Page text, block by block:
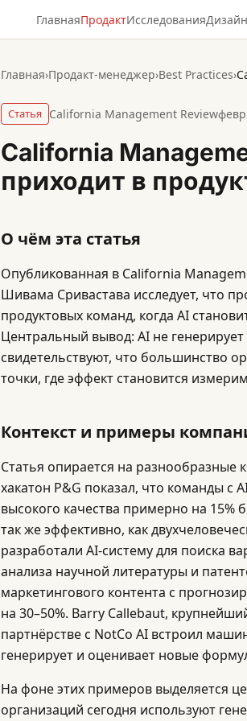
ГлавнаяПродактИсследованияДизайн
Главная›Продакт-менеджер›Best Practices›
Статья California Management Review
California
приходит в
О чём эта статья
Опубликованная в California
Шивама Сривастава исследует, что
продуктовых команд, когда AI
Центральный вывод: AI не
свидетельствуют, что большинство
точки, где эффект становится
Контекст и примеры
Статья опирается на
хакатон P&G показал, что команды с
высокого качества примерно на 15%
так же эффективно, как
разработали AI-систему для поиска
анализа научной литературы и
маркетингового контента с
на 30–50%. Barry Callebaut,
партнёрстве с NotCo AI встроил
генерирует и оценивает новые
На фоне этих примеров выделяется
организаций сегодня используют